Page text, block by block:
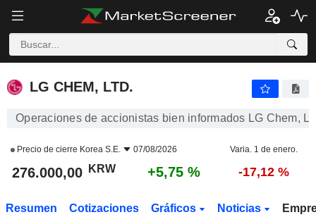
LG CHEM, LTD.
LG CHEM, LTD.
Operaciones de accionistas bien informados LG Chem,
Precio de cierre Korea S.E. 07/08/2026 Varia. 1 de enero.
276.000,00 KRW +5,75 % -17,12 %
Resumen Cotizaciones Gráficos Noticias